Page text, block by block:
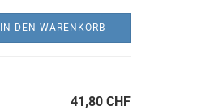
IN DEN WARENKORB
41,80 CHF